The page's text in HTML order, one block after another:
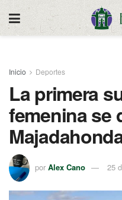
Inicio Deportes
La primera
femenina se
por Alex Cano 25